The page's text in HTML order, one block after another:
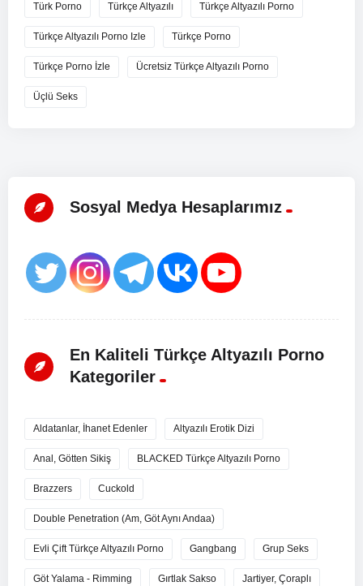
Türk Porno Türkçe Altyazılı Türkçe Altyazılı Porno
Türkçe Altyazılı Porno Izle Türkçe Porno
Türkçe Porno İzle Ücretsiz Türkçe Altyazılı Porno
Üçlü Seks
Sosyal Medya Hesaplarımız
En Kaliteli Türkçe Altyazılı Porno
Kategoriler
Aldatanlar, İhanet Edenler Altyazılı Erotik Dizi
Anal, Götten Sikiş BLACKED Türkçe Altyazılı Porno
Brazzers Cuckold
Double Penetration (Am, Göt Aynı Andaa)
Evli Çift Türkçe Altyazılı Porno Gangbang Grup Seks
Göt Yalama - Rimming Gırtlak Sakso Jartiyer, Çoraplı